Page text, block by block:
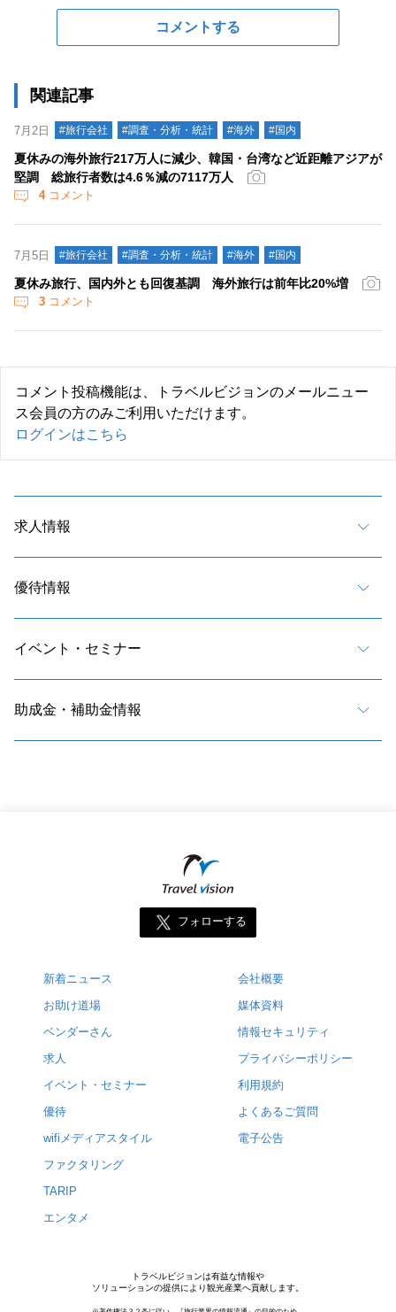
コメントする
関連記事
7月2日 #旅行会社 #調査・分析・統計 #海外 #国内
夏休みの海外旅行217万人に減少、韓国・台湾など近距離アジアが
堅調 総旅行者数は4.6％減の7117万人
4コメント
7月5日 #旅行会社 #調査・分析・統計 #海外 #国内
夏休み旅行、国内外とも回復基調 海外旅行は前年比20%増
3 コメント
コメント投稿機能は、トラベルビジョンのメールニュー
ス会員の方のみご利用いただけます。
ログインはこちら
求人情報
優待情報
イベント・セミナー
助成金・補助金情報
フォローする
新着ニュース
お助け道場
ベンダーさん
求人
イベント・セミナー
優待
wifiメディアスタイル
ファクタリング
TARIP
エンタメ
会社概要
媒体資料
情報セキュリティ
プライバシーポリシー
利用規約
よくあるご質問
電子公告
トラベルビジョンは有益な情報や
ソリューションの提供により観光産業へ貢献します。